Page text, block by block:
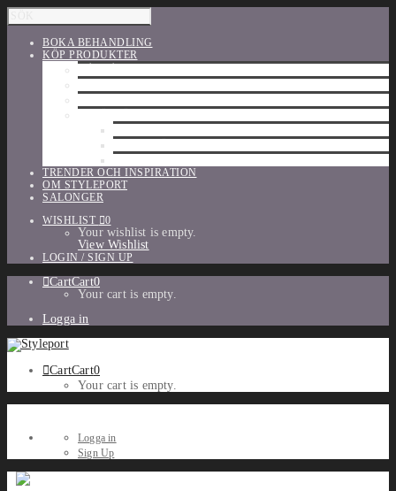
BOKA BEHANDLING
KÖP PRODUKTER
TRENDER OCH INSPIRATION
OM STYLEPORT
SALONGER
WISHLIST
0
Your wishlist is empty.
View Wishlist
LOGIN / SIGN UP
CartCart0
Your cart is empty.
Logga in
CartCart0
Your cart is empty.
Logga in
Sign Up